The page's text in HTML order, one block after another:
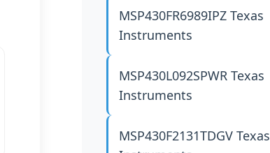
MSP430FR6989IPZTexas
Instruments
MSP430L092SPWRTexas
Instruments
MSP430F2131TDGVTexas